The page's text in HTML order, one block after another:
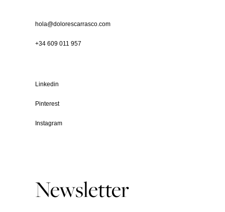
hola@dolorescarrasco.com
+34 609 011 957
Linkedin
Pinterest
Instagram
Newsletter